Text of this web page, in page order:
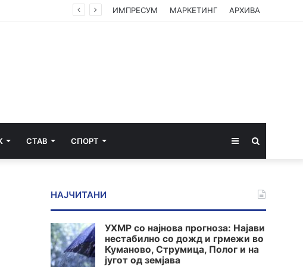
ИМПРЕСУМ МАРКЕТИНГ АРХИВА
СТАВ СПОРТ Sidebar
НАЈЧИТАНИ
УХМР со најнова прогноза: Најави
нестабилно со дожд и грмежи во
Куманово, Струмица, Полог и на
југот од земјава